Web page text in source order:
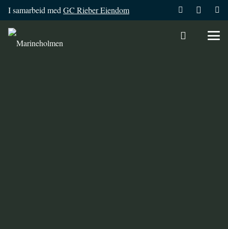
I samarbeid med GC Rieber Eiendom